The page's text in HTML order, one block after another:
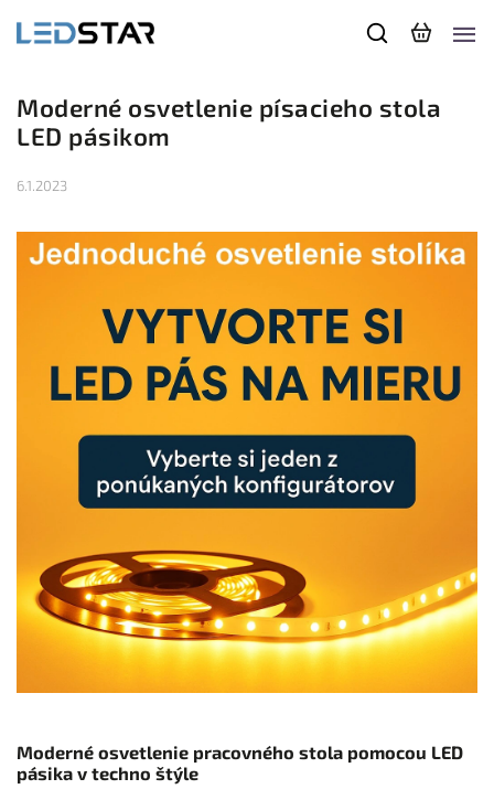
Moderné osvetlenie písacieho stola
LED pásikom
6.1.2023
Moderné osvetlenie pracovného stola pomocou LED
pásika v techno štýle